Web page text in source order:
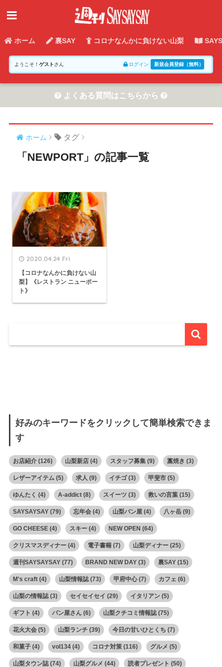
ホーム 裏SAY コロナなんかに負けない山梨
ようこそ！ ゲスト さん ログイン 新規会員登録（無料）
よくある質問はこちらから
ホーム タグ
「NEWPORT」の記事一覧
2020.04.24 Fri
【コロナなんかに負けない山
梨】《レストラン ニューポー
ト》
好みのキーワードをクリックして簡単検索できま
す
お店紹介(126) 山梨新店(4) スタッフ募集(9) 藁焼き (3)
レザーアイテム(5) 求人 (9) イチゴ(3) 甲斐市(5)
ゆんたく (4) A-addict(8) スイーツ (3) 救いの言葉(15)
SAYSAYSAY(79) 忘年会(4) 山梨パン屋(4) 八ヶ岳(9)
GO CHEESE(4) スキー(4) NEW OPEN (64)
クリスマスディナー(4) 電子書籍(7) 山梨ディナー(25)
週刊SAYSAYSAY(77) BRAND NEW DAY(3) 裏SAY(15)
M's craft(4) 山梨情報誌(73) 甲府中心(7) カフェ (6)
山梨の情報誌(3) セイセイセイ (29) イタリアン(5)
ギフト (4) パン屋さん(6) 山梨クチコミ情報誌(75)
花火大会(5) 山梨ランチ(39) 今日の甘いひとくち (7)
和菓子(4) vol134(4) コロナ対策(116) グルメ (5)
山梨タウン誌(74) 山梨グルメ (44) 読者プレゼント (50)